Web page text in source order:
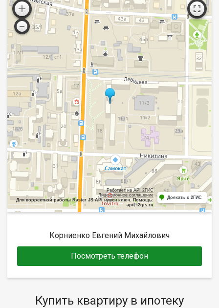
Работает на API 2ГИС
Лицензионное соглашение
Для корректной работы Raster JS API нужен ключ. Помощь:
api@2gis.ru
Доехать с 2ГИС
Корниенко Евгений Михайлович
Посмотреть телефон
Купить квартиру в ипотеку